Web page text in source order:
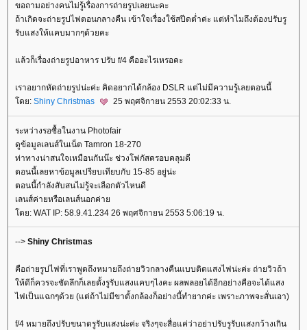
ขอถามอย่างคนไม่รู้เรื่องการถ่ายรูปเลยนะคะ
ถ้าเกิดจะถ่ายรูปไฟตอนกลางคืน เข้าใจเรื่องใช้สปีดต่ำค่ะ แต่ทำไมถึงต้องปรับรู
รับแสงให้แคบมากๆด้วยคะ
ล้วก็เรื่องถ่ายรูปอาหาร ปรับ f/4 คืออะไรเหรอคะ
เราอยากหัดถ่ายรูปน่ะค่ะ คิดอยากได้กล้อง DSLR แต่ไม่มีความรู้เลยตอนนี้
ดย: Shiny Christmas 25 พฤศจิกายน 2553 20:02:33 น.
ระหว่างรอซื้อในงาน Photofair
ดูข้อมูลเลนส์ในเน็ต Tamron 18-270
ท่าทางน่าสนใจเหมือนกันน๊ะ ช่วงโฟกัสครอบคลุมดี
ตอนนี้เลยหาข้อมูลเปรียบเทียบกับ 15-85 อยู่น่ะ
ตอนนี้กำลังสับสนไม่รู้จะเลือกตัวไหนดี
เลนส์ค่ายหรือเลนส์นอกค่า
ดย: WAT IP: 58.9.41.234 26 พฤศจิกายน 2553 5:06:19 น.
--> Shiny Christmas
คือถ่ายรูปไฟที่เราพูดถึงหมายถึงถ่ายวิวกลางคืนแบบติดแสงไฟน่ะค่ะ ถ่ายวิวถ้า
ห้ดีก็ควรจะชัดลึกก็เลยตั้งรูรับแสงแคบๆไงคะ ผลพลอยได้อีกอย่างคือจะได้แสง
ไฟเป็นแฉกๆด้วย (แต่ถ้าไม่มีขาตั้งกล้องก็อย่างนี้ทำยากค่ะ เพราะภาพจะสั่นเอา)
f/4 หมายถึงปรับขนาดรูรับแสงน่ะค่ะ จริงๆจะสื่อแค่ว่าอย่าปรับรูรับแสงกว้างเกิน